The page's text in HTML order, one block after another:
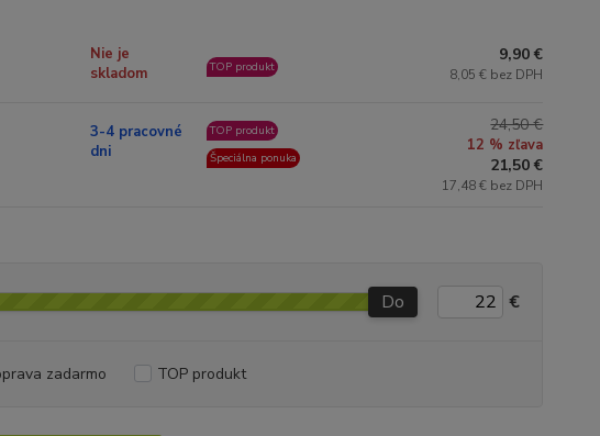
Nie je
skladom
TOP produkt
9,90 €
8,05 € bez DPH
3-4 pracovné
dni
TOP produkt
Špeciálna ponuka
24,50 €
12 % zľava
21,50 €
17,48 € bez DPH
Do €
zadarmo TOP produkt